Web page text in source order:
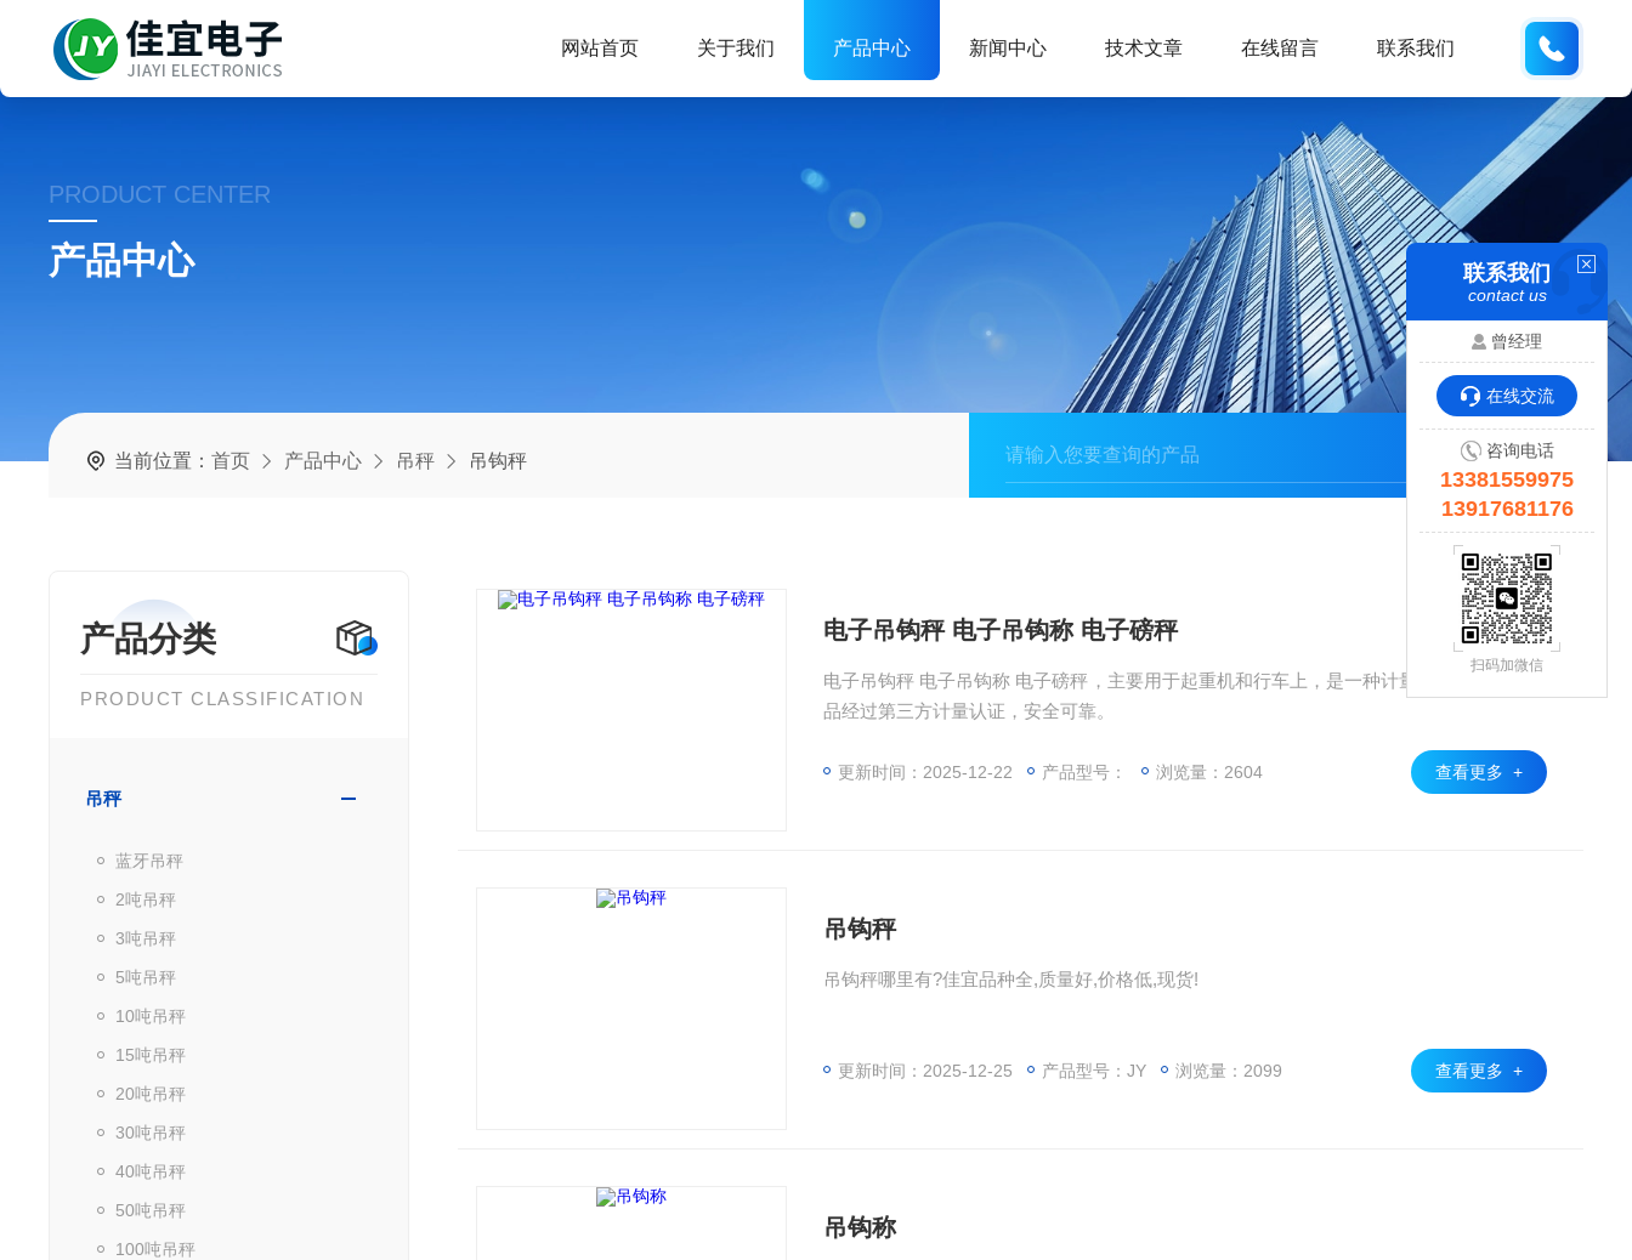
网站首页 关于我们 产品中心 新闻中心 技术文章 在线留言 联系我们
PRODUCT CENTER
产品中心
当前位置：首页 产品中心 吊秤 吊钩秤
产品分类
PRODUCT CLASSIFICATION
吊秤
蓝牙吊秤
2吨吊秤
3吨吊秤
5吨吊秤
10吨吊秤
15吨吊秤
20吨吊秤
30吨吊秤
40吨吊秤
50吨吊秤
100吨吊秤
电子吊钩秤 电子吊钩称 电子磅秤
电子吊钩秤 电子吊钩称 电子磅秤，主要用于起重机和行车上，是一种计量称重装置，本产
品经过第三方计量认证，安全可靠。
更新时间：2025-12-22 产品型号： 浏览量：2604 查看更多 +
吊钩秤
吊钩秤哪里有?佳宜品种全,质量好,价格低,现货!
更新时间：2025-12-25 产品型号：JY 浏览量：2099 查看更多 +
吊钩称
联系我们
contact us
曾经理
在线交流
咨询电话
13381559975
13917681176
扫码加微信